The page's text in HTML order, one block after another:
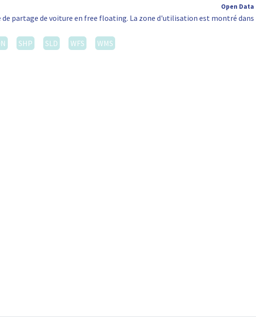
Open Data
de partage de voiture en free floating. La zone d'utilisation est montré dans
SHP SLD WFS WMS